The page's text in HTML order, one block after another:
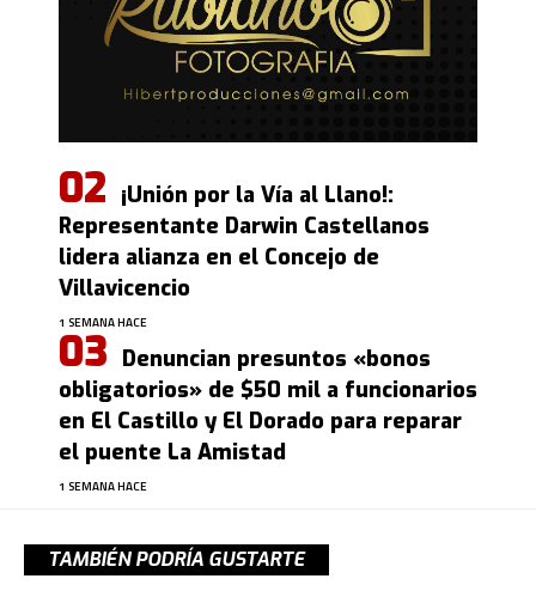
¡Unión por la Vía al Llano!:
Representante Darwin Castellanos
lidera alianza en el Concejo de
Villavicencio
1 SEMANA HACE
Denuncian presuntos «bonos
obligatorios» de $50 mil a funcionarios
en El Castillo y El Dorado para reparar
el puente La Amistad
1 SEMANA HACE
TAMBIÉN PODRÍA GUSTARTE